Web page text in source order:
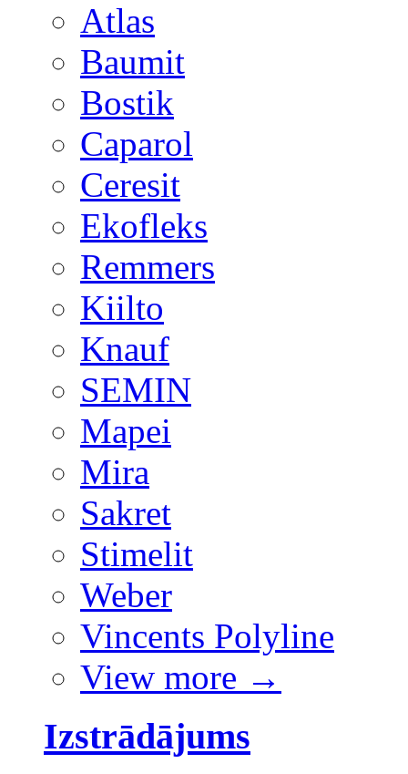
Atlas
Baumit
Bostik
Caparol
Ceresit
Ekofleks
Remmers
Kiilto
Knauf
SEMIN
Mapei
Mira
Sakret
Stimelit
Weber
Vincents Polyline
View more →
Izstrādājums